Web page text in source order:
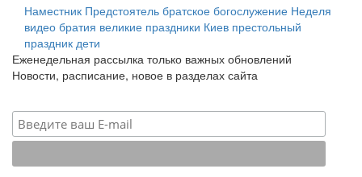
Наместник Предстоятель братское богослужение Неделя
видео братия великие праздники Киев престольный
праздник дети
Еженедельная рассылка только важных обновлений
Новости, расписание, новое в разделах сайта